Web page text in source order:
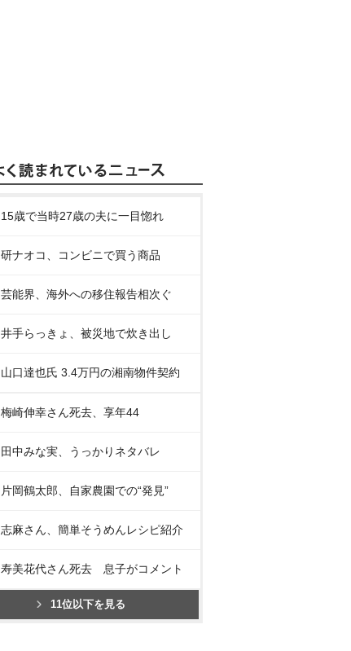
15歳で当時27歳の夫に一目惚れ
研ナオコ、コンビニで買う商品
芸能界、海外への移住報告相次ぐ
井手らっきょ、被災地で炊き出し
山口達也氏 3.4万円の湘南物件契約
梅崎伸幸さん死去、享年44
田中みな実、うっかりネタバレ
片岡鶴太郎、自家農園での“発見”
志麻さん、簡単そうめんレシピ紹介
寿美花代さん死去 息子がコメント
11位以下を見る